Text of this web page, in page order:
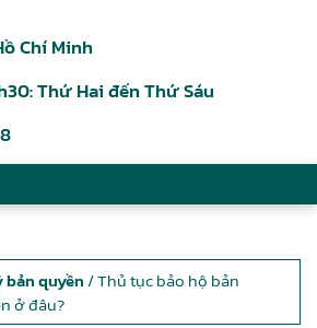
Chí Minh
Thứ Hai đến Thứ Sáu
bản quyền / Thủ tục bảo hộ bản
ở đâu?